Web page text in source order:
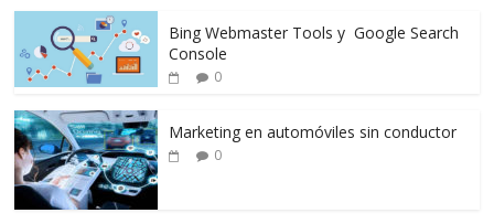
Bing Webmaster Tools y Google Search
Console
0
Marketing en automóviles sin conductor
0